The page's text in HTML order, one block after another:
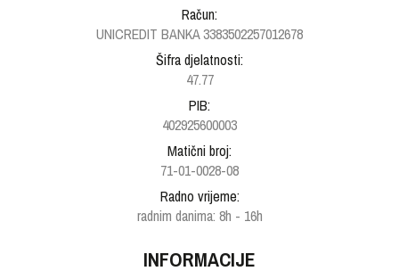
Račun:
UNICREDIT BANKA 3383502257012678
Šifra djelatnosti:
47.77
PIB:
402925600003
Matični broj:
71-01-0028-08
Radno vrijeme:
radnim danima: 8h - 16h
INFORMACIJE